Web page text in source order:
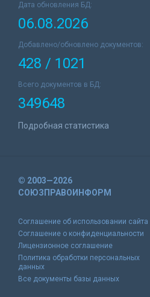
Дата обновления БД:
06.08.2026
Добавлено/обновлено документов:
428 / 1021
Всего документов в БД:
349648
Подробная статистика
© 2003—2026
СОЮЗПРАВОИНФОРМ
Соглашение об использовании сайта
Соглашение о конфиденциальности
Лицензионное соглашение
Политика обработки персональных
данных
Все документы базы данных